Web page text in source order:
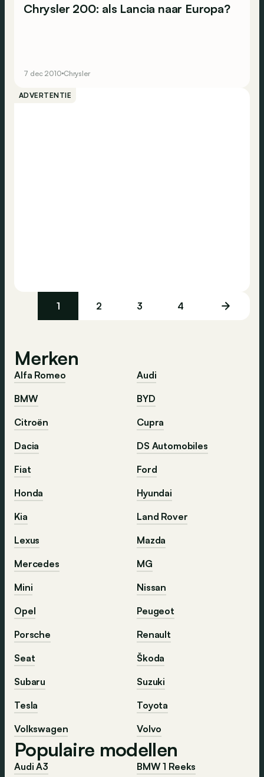
Chrysler 200: als Lancia naar Europa?
7 dec 2010 Chrysler
ADVERTENTIE
1 2 3 4
Merken
Alfa Romeo
Audi
BMW
BYD
Citroën
Cupra
Dacia
DS Automobiles
Fiat
Ford
Honda
Hyundai
Kia
Land Rover
Lexus
Mazda
Mercedes
MG
Mini
Nissan
Opel
Peugeot
Porsche
Renault
Seat
Škoda
Subaru
Suzuki
Tesla
Toyota
Volkswagen
Volvo
Populaire modellen
Audi A3
BMW 1 Reeks